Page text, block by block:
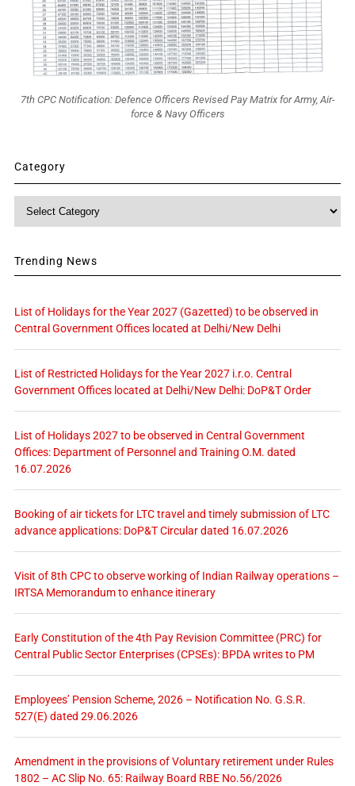
7th CPC Notification: Defence Officers Revised Pay Matrix for Army, Air-
force & Navy Officers
Category
Category
Trending News
List of Holidays for the Year 2027 (Gazetted) to be observed in
Central Government Offices located at Delhi/New Delhi
List of Restricted Holidays for the Year 2027 i.r.o. Central
Government Offices located at Delhi/New Delhi: DoP&T Order
List of Holidays 2027 to be observed in Central Government
Offices: Department of Personnel and Training O.M. dated
16.07.2026
Booking of air tickets for LTC travel and timely submission of LTC
advance applications: DoP&T Circular dated 16.07.2026
Visit of 8th CPC to observe working of Indian Railway operations –
IRTSA Memorandum to enhance itinerary
Early Constitution of the 4th Pay Revision Committee (PRC) for
Central Public Sector Enterprises (CPSEs): BPDA writes to PM
Employees’ Pension Scheme, 2026 – Notification No. G.S.R.
527(E) dated 29.06.2026
Amendment in the provisions of Voluntary retirement under Rules
1802 – AC Slip No. 65: Railway Board RBE No.56/2026